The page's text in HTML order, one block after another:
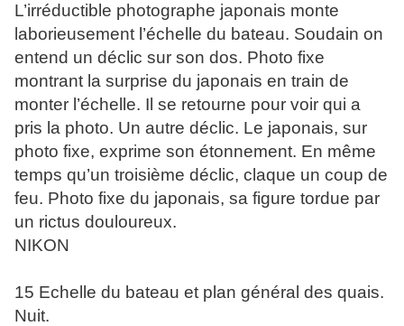
L’irréductible photographe japonais monte
laborieusement l’échelle du bateau. Soudain on
entend un déclic sur son dos. Photo fixe
montrant la surprise du japonais en train de
monter l’échelle. Il se retourne pour voir qui a
pris la photo. Un autre déclic. Le japonais, sur
photo fixe, exprime son étonnement. En même
temps qu’un troisième déclic, claque un coup de
feu. Photo fixe du japonais, sa figure tordue par
un rictus douloureux.
NIKON
15 Echelle du bateau et plan général des quais.
Nuit.